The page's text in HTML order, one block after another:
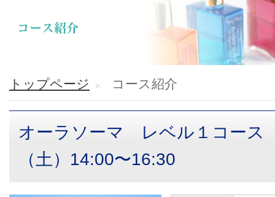
トップページ コース紹介
オーラソーマ レベル１コー
（土）14:00〜16:30